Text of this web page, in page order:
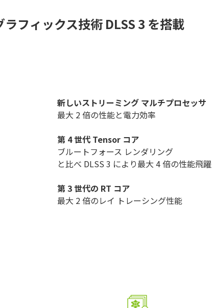
フィックス技術 DLSS 3 を搭載
新しいストリーミング マルチプロセッサ
最大 2 倍の性能と電力効率
第 4 世代 Tensor コア
ブルートフォース レンダリング
と比べ DLSS 3 により最大 4 倍の性能飛躍
第 3 世代の RT コア
最大 2 倍のレイ トレーシング性能